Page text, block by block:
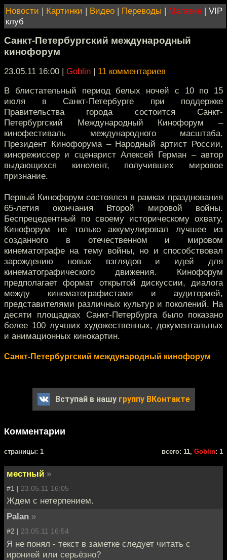
Новости | Картинки | Видео | Переводы | Магазин | VIP
клуб
Санкт-Петербургский международный
кинофорум
23.05.11 16:00 | Goblin | 11 комментариев
В блистательный период белых ночей с 10 по 15
июля в Санкт-Петербурге при поддержке
Правительства города состоится Санкт-
Петербургский Международный Кинофорум –
кинофестиваль международного масштаба.
Президент Кинофорума – Народный артист России,
кинорежиссер и сценарист Алексей Герман – автор
выдающихся кинолент, получивших мировое
признание.
Первый Кинофорум состоялся в рамках празднования
65-летия окончания Второй мировой войны.
Беспрецедентный по своему историческому охвату,
Кинофорум не только аккумулировал лучшее из
созданного в отечественном и мировом
кинематографе на тему войны, но и способствовал
зарождению новых взглядов и идей для
кинематографического движения. Кинофорум
предполагает формат открытой дискуссии, диалога
между кинематографистами и аудиторией,
представителями различных культур и поколений. На
десяти площадках Санкт-Петербурга было показано
более 100 лучших художественных, документальных
и анимационных кинокартин.
Санкт-Петербургский международный кинофорум
Вступай в нашу группу ВКонтакте
Комментарии
cтраницы: 1 всего: 11, Goblin: 1
местный »
#1 | 23.05.11 16:05
Ждем с нетерпением.
Palan »
#2 | 23.05.11 16:54
Я не понял - текст в заметке следует читать с
иронией или серьёзно?